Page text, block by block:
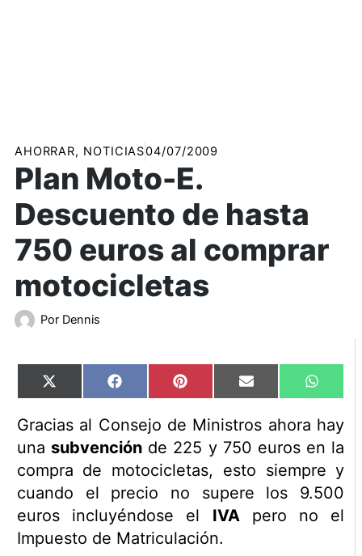
AHORRAR, NOTICIAS04/07/2009
Plan Moto-E.
Descuento de hasta
750 euros al comprar
motocicletas
Por Dennis
Compartir
en
X
(Twitter)
Compartir
en
Facebook Compartir
en
Pinterest Compartir
en
Email
en
Gracias al Consejo de Ministros ahora hay
una subvención de 225 y 750 euros en la
compra de motocicletas, esto siempre y
cuando el precio no supere los 9.500
euros incluyéndose el IVApero no el
Impuesto de Matriculación.